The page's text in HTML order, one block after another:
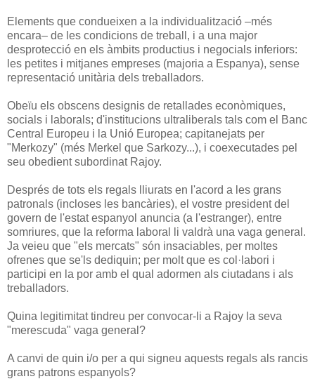
Elements que condueixen a la individualització –més
encara– de les condicions de treball, i a una major
desprotecció en els àmbits productius i negocials inferiors:
les petites i mitjanes empreses (majoria a Espanya), sense
representació unitària dels treballadors.
Obeïu els obscens designis de retallades econòmiques,
socials i laborals; d'institucions ultraliberals tals com el Banc
Central Europeu i la Unió Europea; capitanejats per
"Merkozy" (més Merkel que Sarkozy...), i coexecutades pel
seu obedient subordinat Rajoy.
Després de tots els regals lliurats en l'acord a les grans
patronals (incloses les bancàries), el vostre president del
govern de l'estat espanyol anuncia (a l'estranger), entre
somriures, que la reforma laboral li valdrà una vaga general.
Ja veieu que "els mercats" són insaciables, per moltes
ofrenes que se'ls dediquin; per molt que es col·labori i
participi en la por amb el qual adormen als ciutadans i als
treballadors.
Quina legitimitat tindreu per convocar-li a Rajoy la seva
"merescuda" vaga general?
A canvi de quin i/o per a qui signeu aquests regals als rancis
grans patrons espanyols?